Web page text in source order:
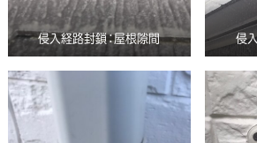
侵入経路封鎖：屋根隙間 侵